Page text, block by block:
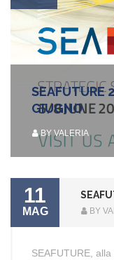
SEAFUTURE
GIUGNO
BY VALERIA
11
MAG BY
SEAFUTURE,